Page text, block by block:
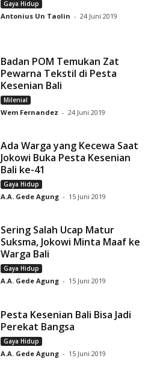
Gaya Hidup
Antonius Un Taolin - 24 Juni 2019
Badan POM Temukan Zat
Pewarna Tekstil di Pesta
Kesenian Bali
Milenial
Wem Fernandez - 24 Juni 2019
Ada Warga yang Kecewa Saat
Jokowi Buka Pesta Kesenian
Bali ke-41
Gaya Hidup
A.A. Gede Agung - 15 Juni 2019
Sering Salah Ucap Matur
Suksma, Jokowi Minta Maaf ke
Warga Bali
Gaya Hidup
A.A. Gede Agung - 15 Juni 2019
Pesta Kesenian Bali Bisa Jadi
Perekat Bangsa
Gaya Hidup
A.A. Gede Agung - 15 Juni 2019